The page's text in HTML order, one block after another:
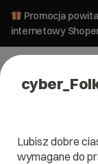
Promocja
internetowy Shoper
#social
Lubisz dobre
wymagane do